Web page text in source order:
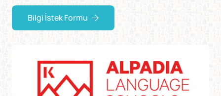
Bilgi İstek Formu